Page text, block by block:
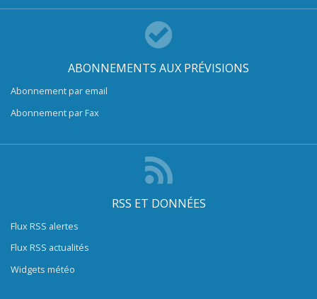
ABONNEMENTS AUX PRÉVISIONS
Abonnement par email
Abonnement par Fax
RSS ET DONNÉES
Flux RSS alertes
Flux RSS actualités
Widgets météo